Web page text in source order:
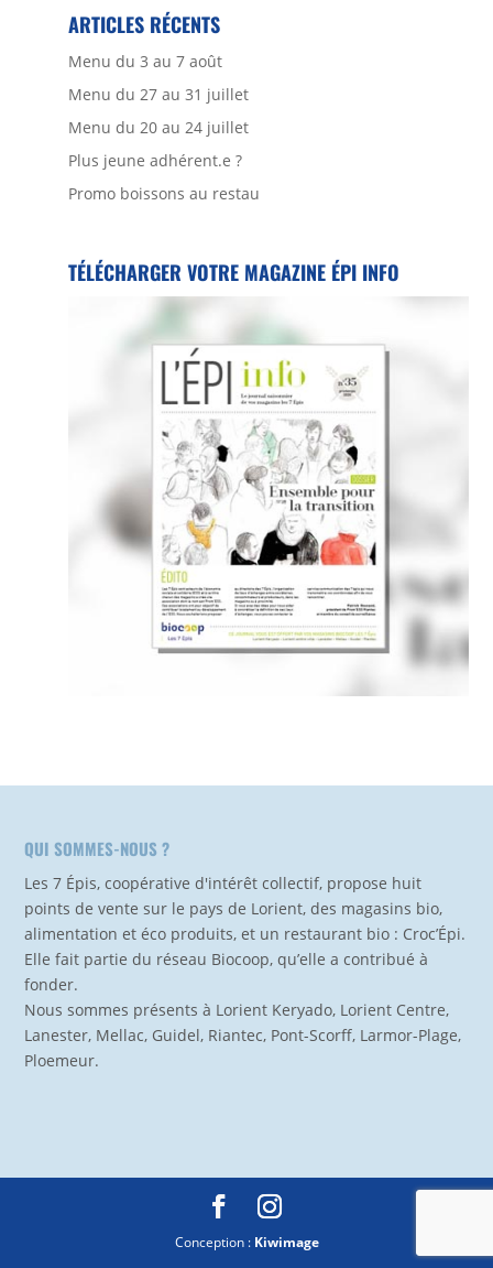
ARTICLES RÉCENTS
Menu du 3 au 7 août
Menu du 27 au 31 juillet
Menu du 20 au 24 juillet
Plus jeune adhérent.e ?
Promo boissons au restau
TÉLÉCHARGER VOTRE MAGAZINE ÉPI INFO
QUI SOMMES-NOUS ?
Les 7 Épis, coopérative d'intérêt collectif, propose huit
points de vente sur le pays de Lorient, des magasins bio,
alimentation et éco produits, et un restaurant bio : Croc’Épi.
Elle fait partie du réseau Biocoop, qu’elle a contribué à
fonder.
Nous sommes présents à Lorient Keryado, Lorient Centre,
Lanester, Mellac, Guidel, Riantec, Pont-Scorff, Larmor-Plage,
Ploemeur.
Conception : Kiwimage